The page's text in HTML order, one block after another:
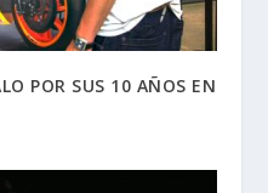
POR SUS 10 AÑOS EN